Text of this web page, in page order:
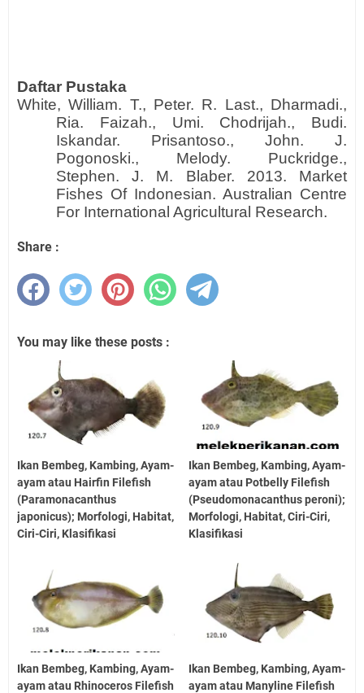
Daftar Pustaka
White, William. T., Peter. R. Last., Dharmadi.,
Ria. Faizah., Umi. Chodrijah., Budi.
Iskandar. Prisantoso., John. J.
Pogonoski., Melody. Puckridge.,
Stephen. J. M. Blaber. 2013. Market
Fishes Of Indonesian. Australian Centre
For International Agricultural Research.
Share :
You may like these posts :
Ikan Bembeg, Kambing, Ayam-
ayam atau Hairfin Filefish
(Paramonacanthus
japonicus); Morfologi, Habitat,
Ciri-Ciri, Klasifikasi
Ikan Bembeg, Kambing, Ayam-
ayam atau Potbelly Filefish
(Pseudomonacanthus peroni);
Morfologi, Habitat, Ciri-Ciri,
Klasifikasi
Ikan Bembeg, Kambing, Ayam-
ayam atau Rhinoceros Filefish
Ikan Bembeg, Kambing, Ayam-
ayam atau Manyline Filefish